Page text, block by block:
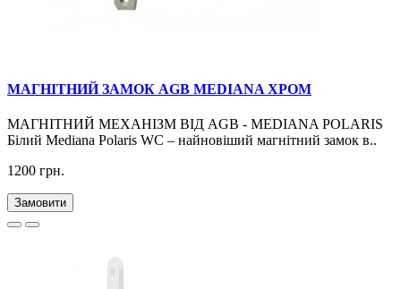
МАГНІТНИЙ ЗАМОК AGB MEDIANA ХРОМ
МАГНІТНИЙ МЕХАНІЗМ ВІД AGB - MEDIANA POLARIS
Білий Mediana Polaris WC – найновіший магнітний замок в..
1200 грн.
Замовити